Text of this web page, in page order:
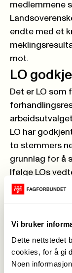
Vi bruker
Dette nettstedet
cookies, for å gi
Noen
medlemmene
endte med et
mot.
LO
Det er LO
LO har
to stemmers
grunnlag for å
Ifølge LOs
rådgivende så
avstemningen.
Streik er det
krevende å stå